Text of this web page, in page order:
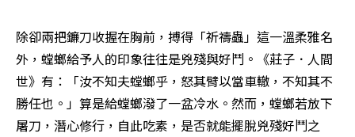
除卻兩把鐮刀收握在胸前，搏得「祈禱蟲」這一溫柔雅名
外，螳螂給予人的印象往往是兇殘與好鬥。《莊子．人間
世》有：「汝不知夫螳螂乎，怒其臂以當車轍，不知其不
勝任也。」算是給螳螂潑了一盆冷水。然而，螳螂若放下
屠刀，潛心修行，自此吃素，是否就能擺脫兇殘好鬥之